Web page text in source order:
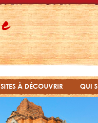
SITES À DÉCOUVRIR QUI